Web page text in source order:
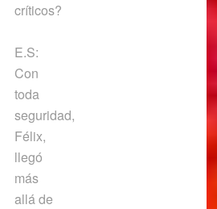
críticos?
E.S:
Con
toda
seguridad,
Félix,
llegó
más
allá de